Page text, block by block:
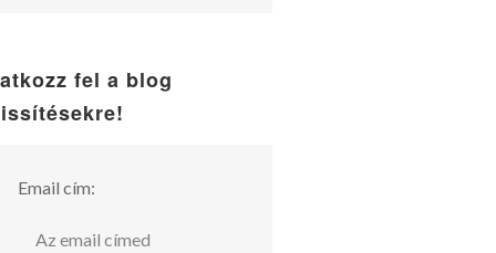
fel a blog
Email cím: